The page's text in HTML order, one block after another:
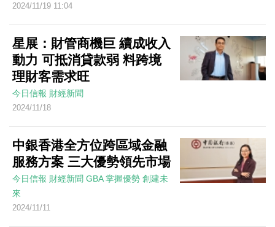
2024/11/19 11:04
星展：財管商機巨 續成收入
動力 可抵消貸款弱 料跨境
理財客需求旺
今日信報 財經新聞
2024/11/18
中銀香港全方位跨區域金融
服務方案 三大優勢領先市場
今日信報 財經新聞 GBA 掌握優勢 創建未
來
2024/11/11